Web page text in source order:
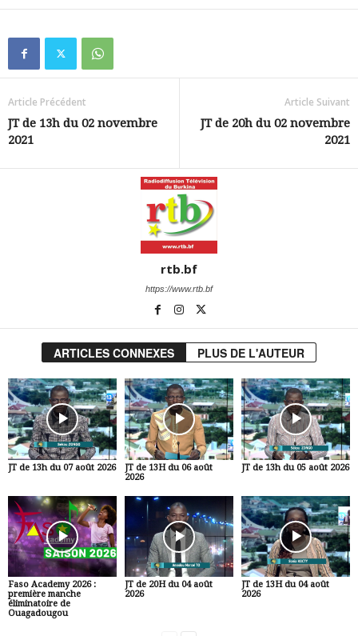
Article Précédent
JT de 13h du 02 novembre
2021
Article Suivant
JT de 20h du 02 novembre
2021
rtb.bf
https://www.rtb.bf
ARTICLES CONNEXES PLUS DE L'AUTEUR
JT de 13h du 07 août 2026
JT de 13H du 06 août
2026
JT de 13h du 05 août 2026
Faso Academy 2026 :
première manche
éliminatoire de
Ouagadougou
JT de 20H du 04 août
2026
JT de 13H du 04 août
2026